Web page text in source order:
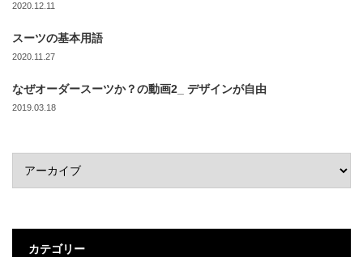
2020.12.11
スーツの基本用語
2020.11.27
なぜオーダースーツか？の動画2_ デザインが自由
2019.03.18
カテゴリー